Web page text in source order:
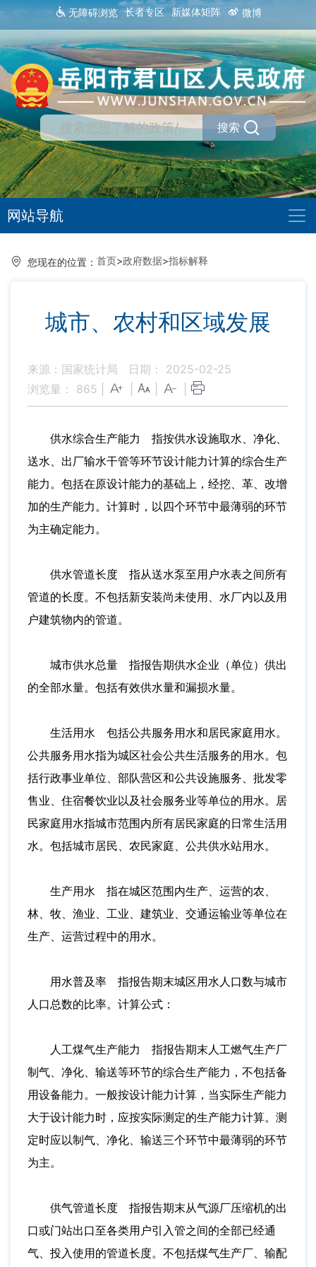
无障碍浏览 长者专区 新媒体矩阵 微博
搜索
网站导航
您现在的位置： 首页>政府数据>指标解释
城市、农村和区域发展
来源：国家统计局
日期： 2025-02-25
浏览量： 865
供水综合生产能力 指按供水设施取水、净化、
送水、出厂输水干管等环节设计能力计算的综合生产
能力。包括在原设计能力的基础上，经挖、革、改增
加的生产能力。计算时，以四个环节中最薄弱的环节
为主确定能力。
供水管道长度 指从送水泵至用户水表之间所有
管道的长度。不包括新安装尚未使用、水厂内以及用
户建筑物内的管道。
城市供水总量 指报告期供水企业（单位）供出
的全部水量。包括有效供水量和漏损水量。
生活用水 包括公共服务用水和居民家庭用水。
公共服务用水指为城区社会公共生活服务的用水。包
括行政事业单位、部队营区和公共设施服务、批发零
售业、住宿餐饮业以及社会服务业等单位的用水。居
民家庭用水指城市范围内所有居民家庭的日常生活用
水。包括城市居民、农民家庭、公共供水站用水。
生产用水 指在城区范围内生产、运营的农、
林、牧、渔业、工业、建筑业、交通运输业等单位在
生产、运营过程中的用水。
用水普及率 指报告期末城区用水人口数与城市
人口总数的比率。计算公式：
人工煤气生产能力 指报告期末人工燃气生产厂
制气、净化、输送等环节的综合生产能力，不包括备
用设备能力。一般按设计能力计算，当实际生产能力
大于设计能力时，应按实际测定的生产能力计算。测
定时应以制气、净化、输送三个环节中最薄弱的环节
为主。
供气管道长度 指报告期末从气源厂压缩机的出
口或门站出口至各类用户引入管之间的全部已经通
气、投入使用的管道长度。不包括煤气生产厂、输配